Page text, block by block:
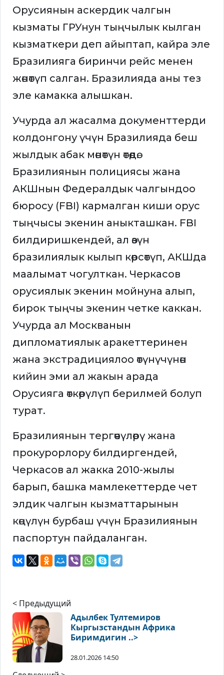
Орусиянын аскердик чалгын
кызматы ГРУнун тыңчылык кылган
кызматкери деп айыптап, кайра эле
Бразилияга биринчи рейс менен
жөнөтүп салган. Бразилияда аны тез
эле камакка алышкан.
Учурда ал жасалма документтерди
колдонгону үчүн Бразилияда беш
жылдык абак мөнөтүн өтөөдө.
Бразилиянын полициясы жана
АКШнын Федералдык чалгындоо
бюросу (FBI) кармалган киши орус
тыңчысы экенин аныкташкан. FBI
билдиришкендей, ал өзүн
бразилиялык кылып көрсөтүп, АКШда
маалымат чогулткан. Черкасов
орусиялык экенин мойнуна алып,
бирок тыңчы экенин четке каккан.
Учурда ал Москванын
дипломатиялык аракеттеринен
жана экстрадициялоо өтүнүчүнөн
кийин эми ал жакын арада
Орусияга өткөрүлүп берилмей болуп
турат.
Бразилиянын тергөөчүлөрү жана
прокурорлору билдиргендей,
Черкасов ал жакка 2010-жылы
барып, башка мамлекеттерде чет
элдик чалгын кызматтарынын
көңүлүн бурбаш үчүн Бразилиянын
паспортун пайдаланган.
< Предыдущий
Адылбек Тултемиров
Кыргызстандын Африка
Биримдигин ..>
28.01.2026 14:50